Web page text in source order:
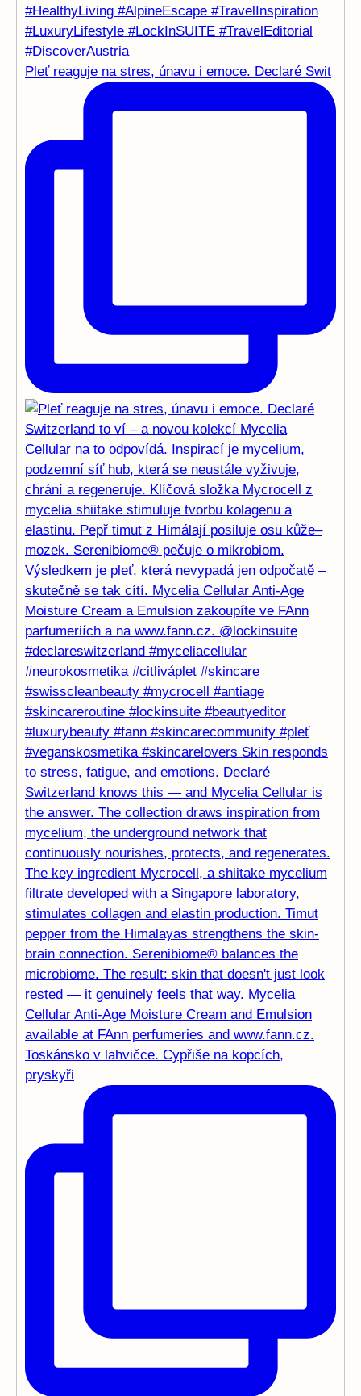
Pleť reaguje na stres, únavu i emoce. Declaré Swit
Toskánsko v lahvičce. Cypřiše na kopcích,
pryskyři